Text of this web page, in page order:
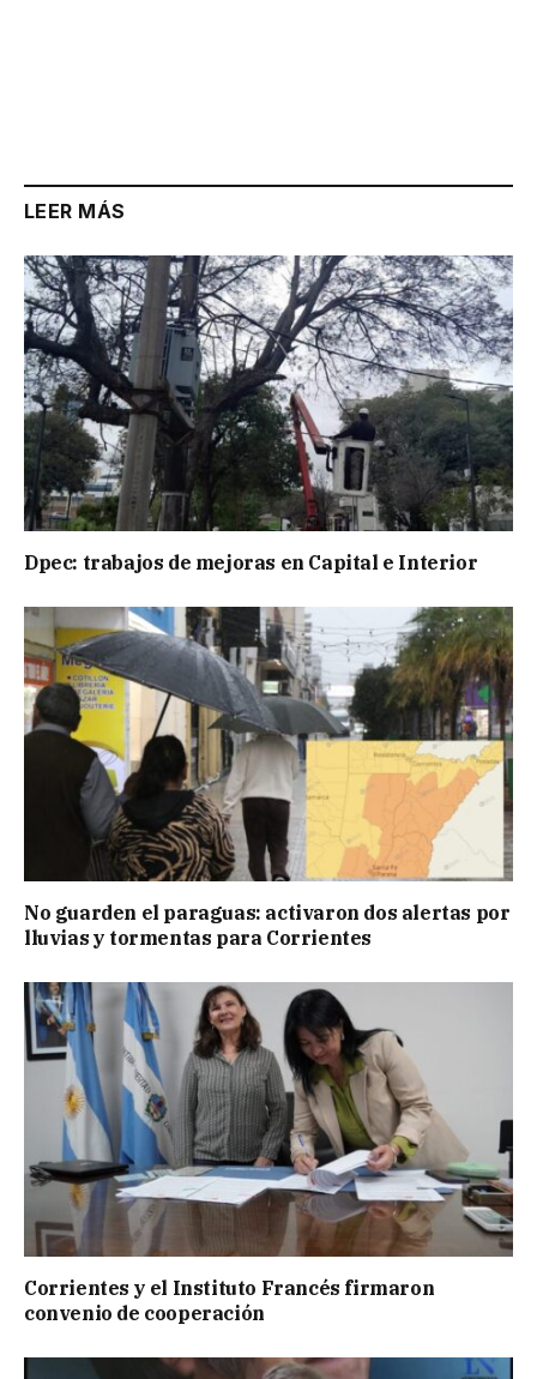
LEER MÁS
Dpec: trabajos de mejoras en Capital e Interior
No guarden el paraguas: activaron dos alertas por
lluvias y tormentas para Corrientes
Corrientes y el Instituto Francés firmaron
convenio de cooperación